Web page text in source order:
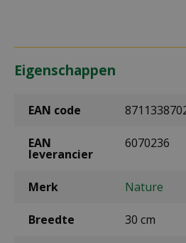
Eigenschappen
EAN code
EAN
leverancier
6070236
Merk Nature
Breedte 30 cm